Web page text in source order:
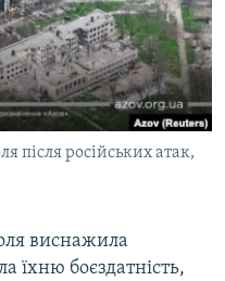
після російських атак,
виснажила
їхню боєздатність,